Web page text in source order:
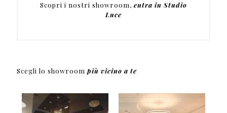
Scopri i nostri showroom, entra in Studio
Luce
Scegli lo showroom più vicino a te